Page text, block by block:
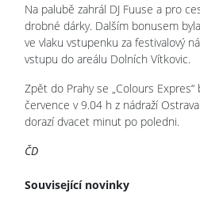
Na palubě zahrál DJ Fuuse a pro
drobné dárky. Dalším bonusem
ve vlaku vstupenku za festivalový
vstupu do areálu Dolních Vítkovic.
Zpět do Prahy se „Colours
července v 9.04 h z nádraží
dorazí dvacet minut po poledni.
ČD
Související novinky